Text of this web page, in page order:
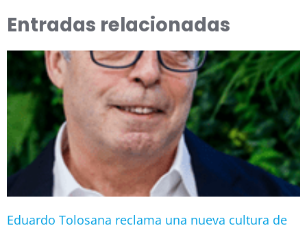
Entradas relacionadas
Eduardo Tolosana reclama una nueva cultura de